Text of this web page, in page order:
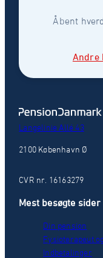
Åbent
Andre
Langelinie Allé 43
2100 København Ø
CVR nr. 16163279
Mest besøgte sider
Din pension
Fysioterapeut
Indbetalinger